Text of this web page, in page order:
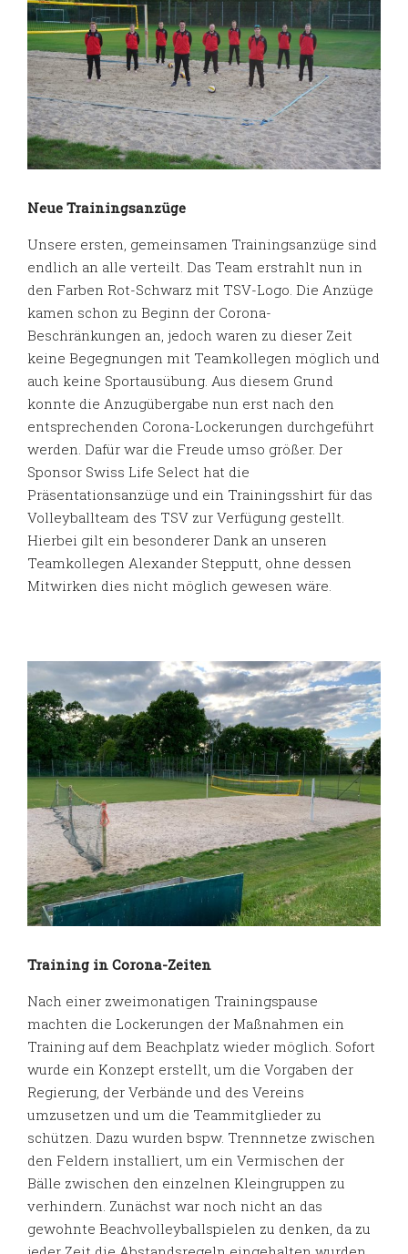
Neue Trainingsanzüge
Unsere ersten, gemeinsamen Trainingsanzüge sind
endlich an alle verteilt. Das Team erstrahlt nun in
den Farben Rot-Schwarz mit TSV-Logo. Die Anzüge
kamen schon zu Beginn der Corona-
Beschränkungen an, jedoch waren zu dieser Zeit
keine Begegnungen mit Teamkollegen möglich und
auch keine Sportausübung. Aus diesem Grund
konnte die Anzugübergabe nun erst nach den
entsprechenden Corona-Lockerungen durchgeführt
werden. Dafür war die Freude umso größer. Der
Sponsor Swiss Life Select hat die
Präsentationsanzüge und ein Trainingsshirt für das
Volleyballteam des TSV zur Verfügung gestellt.
Hierbei gilt ein besonderer Dank an unseren
Teamkollegen Alexander Stepputt, ohne dessen
Mitwirken dies nicht möglich gewesen wäre.
Training in Corona-Zeiten
Nach einer zweimonatigen Trainingspause
machten die Lockerungen der Maßnahmen ein
Training auf dem Beachplatz wieder möglich. Sofort
wurde ein Konzept erstellt, um die Vorgaben der
Regierung, der Verbände und des Vereins
umzusetzen und um die Teammitglieder zu
schützen. Dazu wurden bspw. Trennnetze zwischen
den Feldern installiert, um ein Vermischen der
Bälle zwischen den einzelnen Kleingruppen zu
verhindern. Zunächst war noch nicht an das
gewohnte Beachvolleyballspielen zu denken, da zu